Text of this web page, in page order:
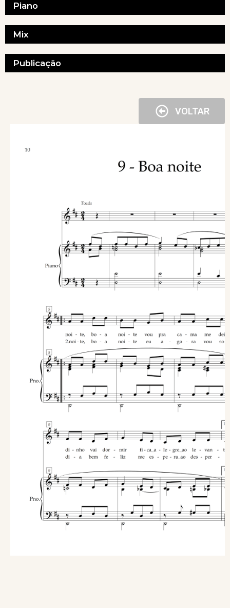
Piano
Mix
Publicação
VOLTAR
recarregar a página.